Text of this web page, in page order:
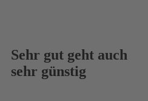
Sehr gut geht auch
sehr günstig